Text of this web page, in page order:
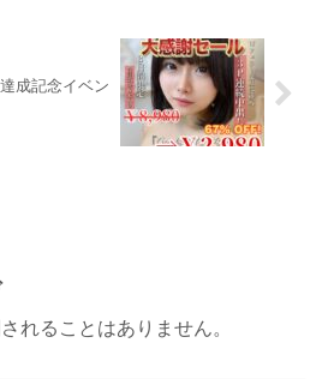
成記念イベン
れることはありません。